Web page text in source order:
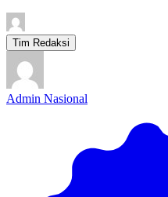
Tim Redaksi
Admin Nasional